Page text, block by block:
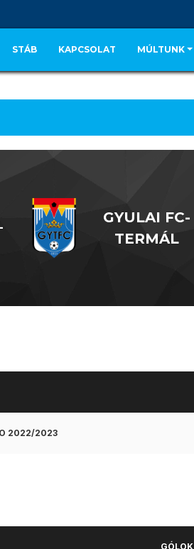
STÁB KAPCSOLAT MÚLTUNK
GYULAI FC-
TERMÁL
O 2022/2023
GÓLOK